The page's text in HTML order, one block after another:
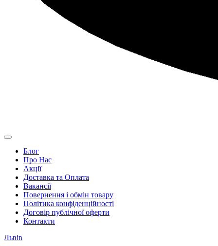
Блог
Про Нас
Акції
Доставка та Оплата
Вакансії
Повернення і обмін товару
Політика конфіденційності
Договір публічної оферти
Контакти
Львів